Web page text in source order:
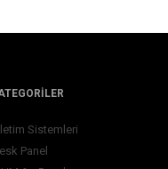
Sistemleri
Panel